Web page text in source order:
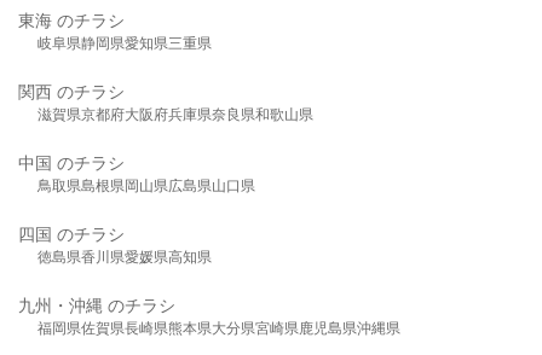
東海 のチラシ
岐阜県静岡県愛知県三重県
関西 のチラシ
滋賀県京都府大阪府兵庫県奈良県和歌山県
中国 のチラシ
鳥取県島根県岡山県広島県山口県
四国 のチラシ
徳島県香川県愛媛県高知県
九州・沖縄 のチラシ
福岡県佐賀県長崎県熊本県大分県宮崎県鹿児島県沖縄県